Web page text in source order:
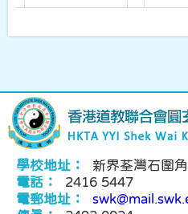
學校地址：
新界荃灣石圍
電話：
2416 5447
電郵地址：